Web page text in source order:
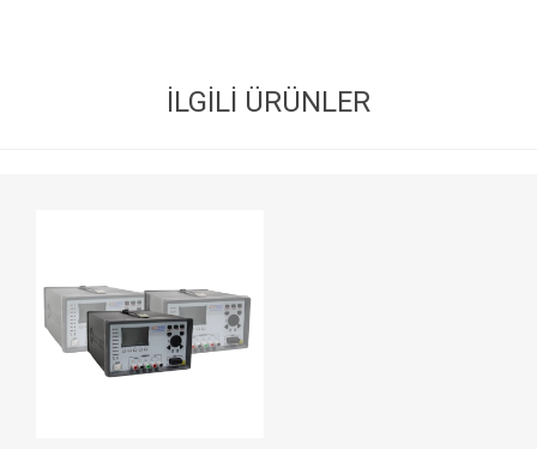
İLGILI ÜRÜNLER